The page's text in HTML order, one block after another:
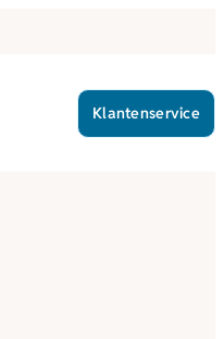
Klantenservice